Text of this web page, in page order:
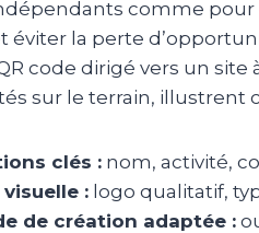
comme
éviter la perte
code dirigé vers un
sur le terrain, illustrent
clés : nom, activité,
: logo qualitatif,
de création adaptée :